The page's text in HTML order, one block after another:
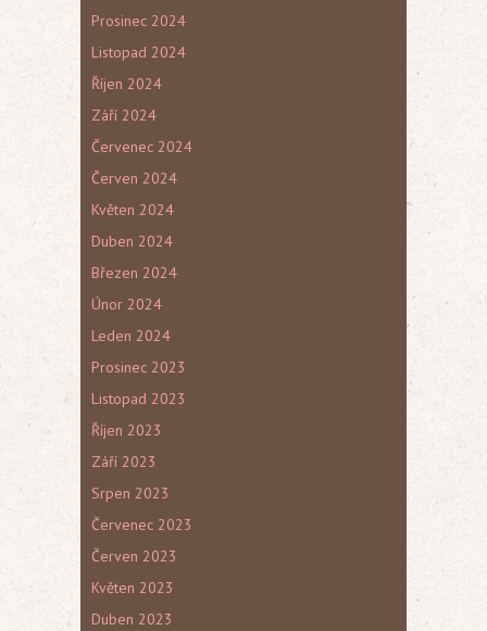
Prosinec 2024
Listopad 2024
Říjen 2024
Září 2024
Červenec 2024
Červen 2024
Květen 2024
Duben 2024
Březen 2024
Únor 2024
Leden 2024
Prosinec 2023
Listopad 2023
Říjen 2023
Září 2023
Srpen 2023
Červenec 2023
Červen 2023
Květen 2023
Duben 2023